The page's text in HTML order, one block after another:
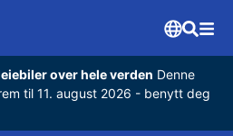
over hele verden Denne
til 11. august 2026 - benytt deg